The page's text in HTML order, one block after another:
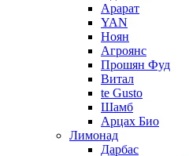
Арарат
YAN
Ноян
Агроянс
Прошян Фуд
Витал
te Gusto
Шамб
Арцах Био
Лимонад
Дарбас